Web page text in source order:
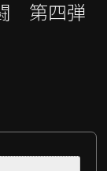
第四弾